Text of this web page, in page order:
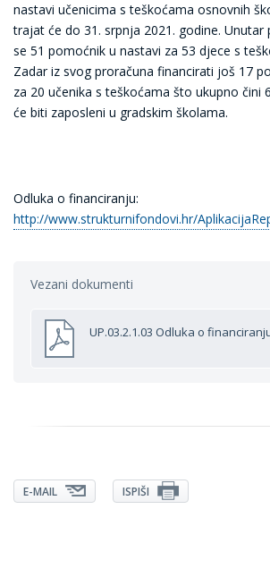
nastavi učenicima s teškoćama osnovnih
trajat će do 31. srpnja 2021. godine. Unutar
se 51 pomoćnik u nastavi za 53 djece s
Zadar iz svog proračuna financirati još 17
za 20 učenika s teškoćama što ukupno čini
će biti zaposleni u gradskim školama.
Odluka o financiranju:
http://www.strukturnifondovi.hr/
Vezani dokumenti
UP.03.2.1.03 Odluka o
E-MAIL ISPIŠI